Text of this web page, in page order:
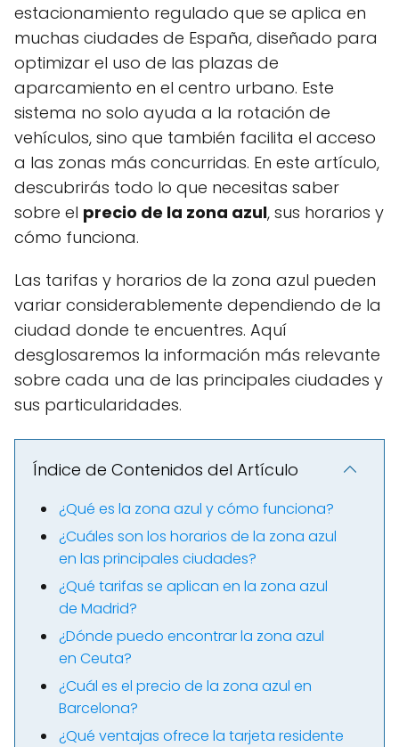
estacionamiento regulado que se aplica en
muchas ciudades de España, diseñado para
optimizar el uso de las plazas de
aparcamiento en el centro urbano. Este
sistema no solo ayuda a la rotación de
vehículos, sino que también facilita el acceso
a las zonas más concurridas. En este artículo,
descubrirás todo lo que necesitas saber
sobre el precio de la zona azul, sus horarios y
cómo funciona.
Las tarifas y horarios de la zona azul pueden
variar considerablemente dependiendo de la
ciudad donde te encuentres. Aquí
desglosaremos la información más relevante
sobre cada una de las principales ciudades y
sus particularidades.
Índice de Contenidos del Artículo
¿Qué es la zona azul y cómo funciona?
¿Cuáles son los horarios de la zona azul
en las principales ciudades?
¿Qué tarifas se aplican en la zona azul
de Madrid?
¿Dónde puedo encontrar la zona azul
en Ceuta?
¿Cuál es el precio de la zona azul en
Barcelona?
¿Qué ventajas ofrece la tarjeta residente